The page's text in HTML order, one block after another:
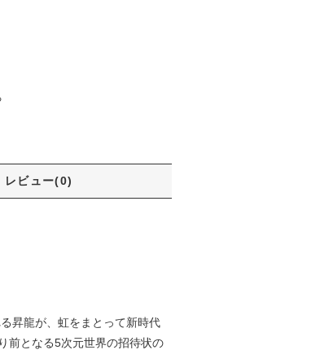
レビュー(0)
昇龍が、虹をまとって新時代
前となる5次元世界の招待状の